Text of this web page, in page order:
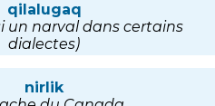
qilalugaq
un narval dans certains
dialectes)
nirlik